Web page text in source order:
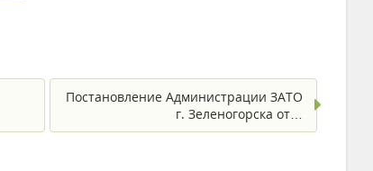
Постановление Администрации ЗАТО
г. Зеленогорска от…